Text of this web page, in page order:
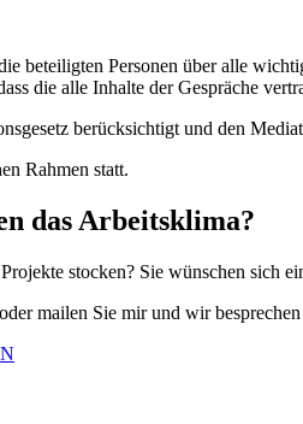
beteiligten Personen über alle
die alle Inhalte der Gespräche
berücksichtigt und den
Rahmen statt.
das Arbeitsklima?
stocken? Sie wünschen sich
mailen Sie mir und wir